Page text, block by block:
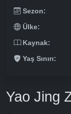
Sezon:
Ülke:
Kaynak:
Yaş Sınırı:
Yao Jing